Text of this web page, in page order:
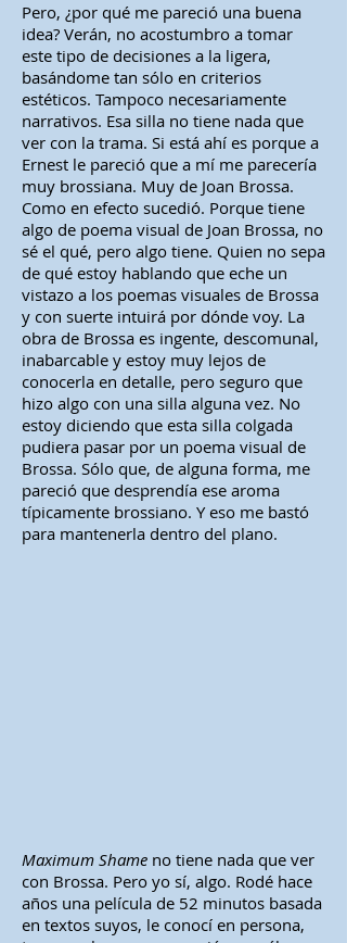
Pero, ¿por qué me pareció una buena
idea? Verán, no acostumbro a tomar
este tipo de decisiones a la ligera,
basándome tan sólo en criterios
estéticos. Tampoco necesariamente
narrativos. Esa silla no tiene nada que
ver con la trama. Si está ahí es porque a
Ernest le pareció que a mí me parecería
muy brossiana. Muy de Joan Brossa.
Como en efecto sucedió. Porque tiene
algo de poema visual de Joan Brossa, no
sé el qué, pero algo tiene. Quien no sepa
de qué estoy hablando que eche un
vistazo a los poemas visuales de Brossa
y con suerte intuirá por dónde voy. La
obra de Brossa es ingente, descomunal,
inabarcable y estoy muy lejos de
conocerla en detalle, pero seguro que
hizo algo con una silla alguna vez. No
estoy diciendo que esta silla colgada
pudiera pasar por un poema visual de
Brossa. Sólo que, de alguna forma, me
pareció que desprendía ese aroma
típicamente brossiano. Y eso me bastó
para mantenerla dentro del plano.
Maximum Shame no tiene nada que ver
con Brossa. Pero yo sí, algo. Rodé hace
años una película de 52 minutos basada
en textos suyos, le conocí en persona,